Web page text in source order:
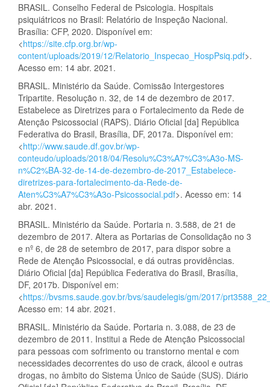
BRASIL. Conselho Federal de Psicologia. Hospitais
psiquiátricos no Brasil: Relatório de Inspeção Nacional.
Brasília: CFP, 2020. Disponível em:
<https://site.cfp.org.br/wp-
content/uploads/2019/12/Relatorio_Inspecao_HospPsiq.pdf>.
Acesso em: 14 abr. 2021.
BRASIL. Ministério da Saúde. Comissão Intergestores
Tripartite. Resolução n. 32, de 14 de dezembro de 2017.
Estabelece as Diretrizes para o Fortalecimento da Rede de
Atenção Psicossocial (RAPS). Diário Oficial [da] República
Federativa do Brasil, Brasília, DF, 2017a. Disponível em:
<http://www.saude.df.gov.br/wp-
conteudo/uploads/2018/04/Resolu%C3%A7%C3%A3o-MS-
n%C2%BA-32-de-14-de-dezembro-de-2017_Estabelece-
diretrizes-para-fortalecimento-da-Rede-de-
Aten%C3%A7%C3%A3o-Psicossocial.pdf>. Acesso em: 14
abr. 2021.
BRASIL. Ministério da Saúde. Portaria n. 3.588, de 21 de
dezembro de 2017. Altera as Portarias de Consolidação no 3
e nº 6, de 28 de setembro de 2017, para dispor sobre a
Rede de Atenção Psicossocial, e dá outras providências.
Diário Oficial [da] República Federativa do Brasil, Brasília,
DF, 2017b. Disponível em:
<https://bvsms.saude.gov.br/bvs/saudelegis/gm/2017/
Acesso em: 14 abr. 2021.
BRASIL. Ministério da Saúde. Portaria n. 3.088, de 23 de
dezembro de 2011. Institui a Rede de Atenção Psicossocial
para pessoas com sofrimento ou transtorno mental e com
necessidades decorrentes do uso de crack, álcool e outras
drogas, no âmbito do Sistema Único de Saúde (SUS). Diário